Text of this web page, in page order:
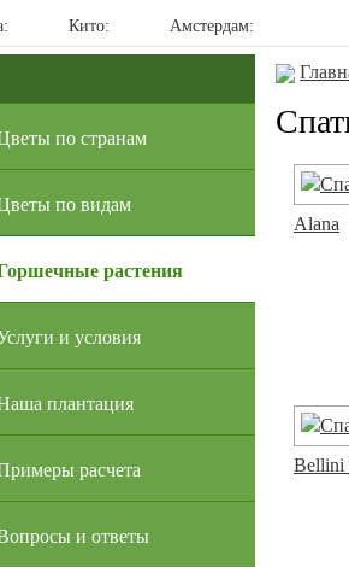
Кито: Амстердам:
по странам
по видам
растения
и условия
плантация
расчета
и ответы
Alana
Bellini